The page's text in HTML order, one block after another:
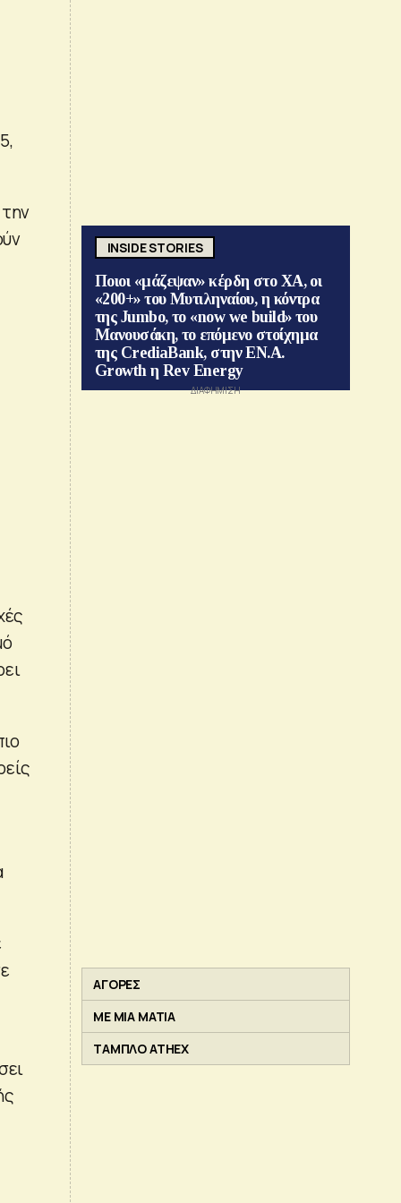
INSIDE STORIES
Ποιοι «μάζεψαν» κέρδη στο ΧΑ, οι
«200+» του Μυτιληναίου, η κόντρα
της Jumbo, το «now we build» του
Μανουσάκη, το επόμενο στοίχημα
της CrediaBank, στην ΕΝ.Α.
Growth η Rev Energy
ΑΓΟΡΕΣ
ΜΕ ΜΙΑ ΜΑΤΙΑ
ΤΑΜΠΛΟ ATHEX